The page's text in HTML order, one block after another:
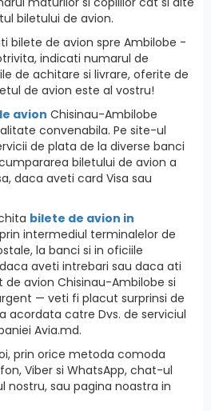
biletului de avion.
bilete de avion spre Ambilobe -
indicati numarul de
de achitare si livrare, oferite de
de avion este al vostru!
avion Chisinau-Ambilobe
convenabila. Pe site-ul
de plata de la diverse banci
biletului de avion a
daca aveti card Visa sau
bilete de avion in
intermediul terminalelor de
la banci si in oficiile
aveti intrebari sau daca ati
avion Chisinau-Ambilobe si
— veti fi placut surprinsi de
acordata catre Dvs. de serviciul
Avia.md.
prin orice metoda comoda
Viber si WhatsApp, chat-ul
nostru, sau pagina noastra in